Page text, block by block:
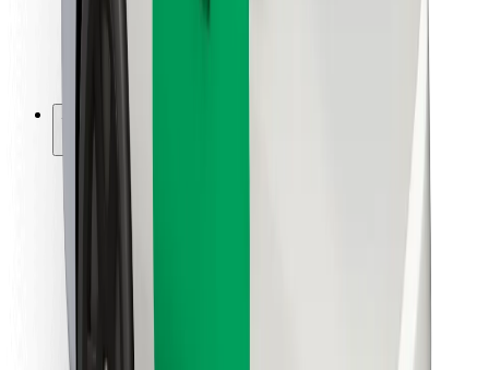
Városi megoldások
Repülőtér
Bolt töltőállomások
Súgó
Utasoknak
Sofőröknek
Bolt Food
Flottapartnereknek
Éttermeknek